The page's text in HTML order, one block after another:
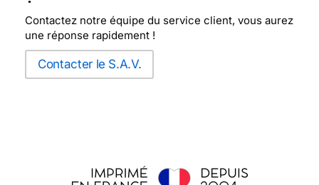
Contactez notre équipe du service client, vous aurez
une réponse rapidement !
Contacter le S.A.V.